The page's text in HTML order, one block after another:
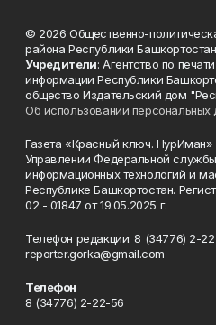
© 2026 Общественно-
района Республики Башкортостан
Учредители: Агентство по
информации Республики
общество Издательский дом
Об использовании персональных
Газета «Красный ключ. НурИман»
Управлении Федеральной
информационных технологий и
Республике Башкортостан.
02 - 01847 от 19.05.2025 г.
Телефон редакции: 8 (34776) 2-
reporter.gorka@gmail.com
Телефон
8 (34776) 2-22-56